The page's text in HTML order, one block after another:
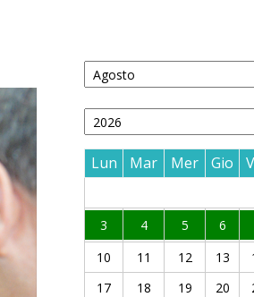
Lun Mar Mer Gio
3
4 5 6
10
11 12 13
17
18 19 20